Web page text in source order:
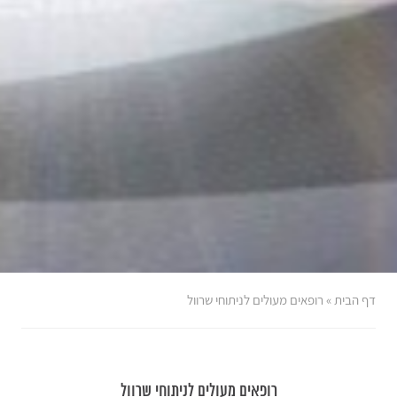
דף הבית» רופאים מעולים לניתוחי שרוול
רופאים מעולים לניתוחי שרוול